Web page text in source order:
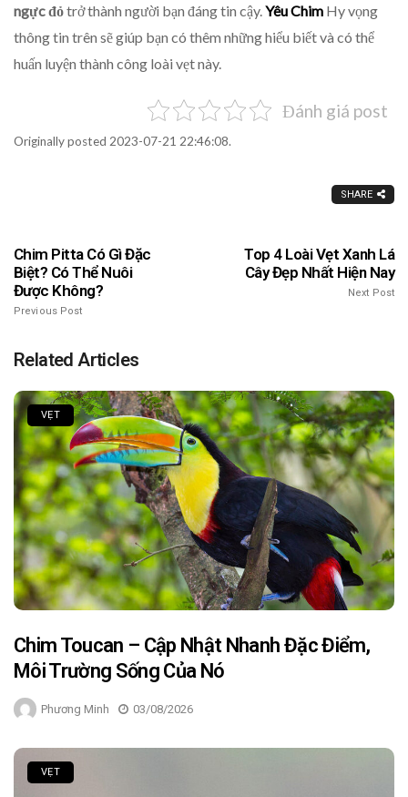
ngực đỏtrở thành người bạn đáng tin cậy.Yêu Chim Hy vọng
thông tin trên sẽ giúp bạn có thêm những hiểu biết và có thể
huấn luyện thành công loài vẹt này.
Đánh giá post
Originally posted 2023-07-21 22:46:08.
SHARE
Chim Pitta Có Gì Đặc
Biệt? Có Thể Nuôi
Được Không?
Previous Post
Top 4 Loài Vẹt Xanh Lá
Cây Đẹp Nhất Hiện Nay
Next Post
Related Articles
VẸT
Chim Toucan – Cập Nhật Nhanh Đặc Điểm,
Môi Trường Sống Của Nó
Phương Minh 03/08/2026
VẸT